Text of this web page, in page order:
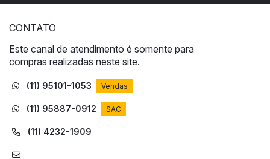
CONTATO
Este canal de atendimento é somente para
compras realizadas neste site.
(11) 95101-1053 Vendas
(11) 95887-0912 SAC
(11) 4232-1909